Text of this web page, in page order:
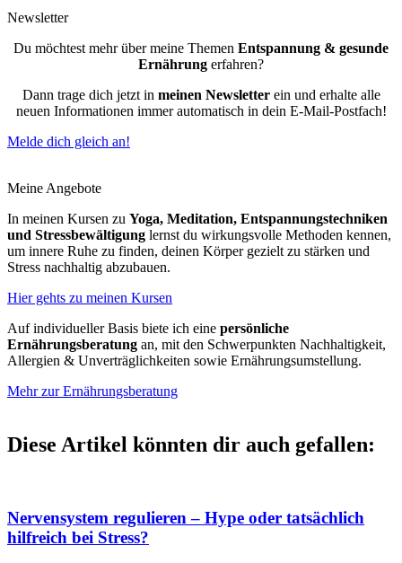
Newsletter
Du möchtest mehr über meine Themen Entspannung & gesunde
Ernährung erfahren?
Dann trage dich jetzt in meinen Newsletterein und erhalte alle
neuen Informationen immer automatisch in dein E-Mail-Postfach!
Melde dich gleich an!
Meine Angebote
In meinen Kursen zu Yoga, Meditation, Entspannungstechniken
und Stressbewältigung lernst du wirkungsvolle Methoden kennen,
um innere Ruhe zu finden, deinen Körper gezielt zu stärken und
Stress nachhaltig abzubauen.
Hier gehts zu meinen Kursen
Auf individueller Basis biete ich eine persönliche
Ernährungsberatung an, mit den Schwerpunkten Nachhaltigkeit,
Allergien & Unverträglichkeiten sowie Ernährungsumstellung.
Mehr zur Ernährungsberatung
Diese Artikel könnten dir auch gefallen:
Nervensystem regulieren – Hype oder tatsächlich
hilfreich bei Stress?